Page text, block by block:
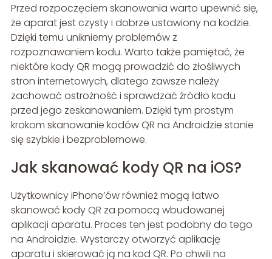
Przed rozpoczęciem skanowania warto upewnić się,
że aparat jest czysty i dobrze ustawiony na kodzie.
Dzięki temu unikniemy problemów z
rozpoznawaniem kodu. Warto także pamiętać, że
niektóre kody QR mogą prowadzić do złośliwych
stron internetowych, dlatego zawsze należy
zachować ostrożność i sprawdzać źródło kodu
przed jego zeskanowaniem. Dzięki tym prostym
krokom skanowanie kodów QR na Androidzie stanie
się szybkie i bezproblemowe.
Jak skanować kody QR na iOS?
Użytkownicy iPhone’ów również mogą łatwo
skanować kody QR za pomocą wbudowanej
aplikacji aparatu. Proces ten jest podobny do tego
na Androidzie. Wystarczy otworzyć aplikację
aparatu i skierować ją na kod QR. Po chwili na